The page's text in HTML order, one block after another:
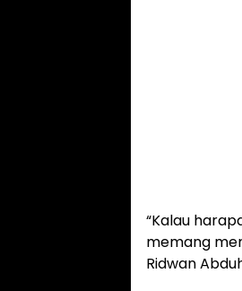
“Kalau
memang
Ridwan